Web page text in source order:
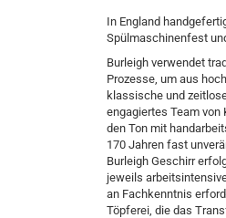
In England
Spülmaschinenfest
Burleigh verwendet
Prozesse, um aus
klassische und
engagiertes Team von
den Ton mit
170 Jahren fast
Burleigh Geschirr
jeweils
an Fachkenntnis
Töpferei, die das